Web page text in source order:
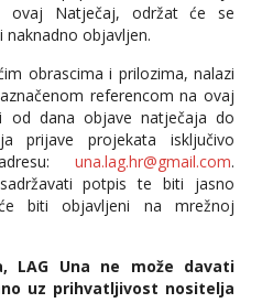
ovaj Natječaj, održat će se
naknadno objavljen.
obrascima i prilozima, nalazi
referencom na ovaj
od dana objave natječaja do
prijave projekata isključivo
una.lag.hr@gmail.com.
potpis te biti jasno
biti objavljeni na mrežnoj
LAG Una ne može davati
uz prihvatljivost nositelja